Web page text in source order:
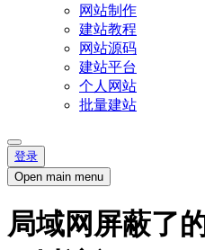
网站制作
建站教程
网站源码
建站平台
个人网站
批量建站
登录
Open main menu
局域网屏蔽了